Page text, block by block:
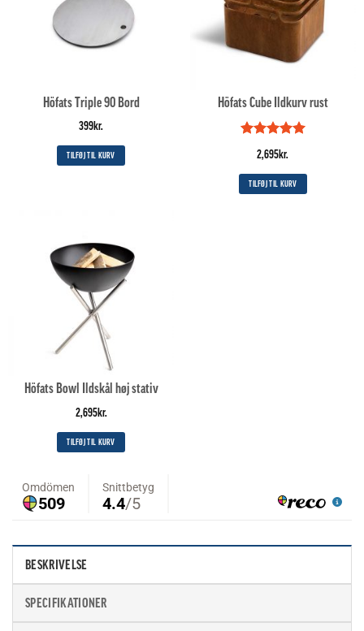
Höfats Triple 90 Bord
399kr.
TILFØJ TIL KURV
Höfats Cube Ildkurv rust
Vurderet
ud af 5
2,695kr.
TILFØJ TIL KURV
Höfats Bowl Ildskål høj stativ
2,695kr.
TILFØJ TIL KURV
BESKRIVELSE
SPECIFIKATIONER